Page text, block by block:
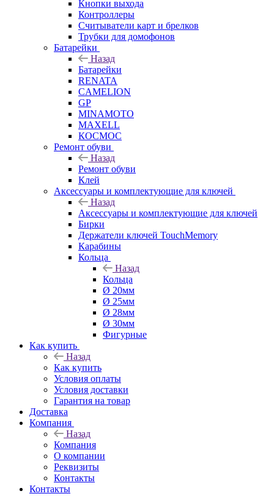
Кнопки выхода
Контроллеры
Считыватели карт и брелков
Трубки для домофонов
Батарейки
Назад
Батарейки
RENATA
CAMELION
GP
MINAMOTO
MAXELL
КОСМОС
Ремонт обуви
Назад
Ремонт обуви
Клей
Аксессуары и комплектующие для ключей
Назад
Аксессуары и комплектующие для ключей
Бирки
Держатели ключей TouchMemory
Карабины
Кольца
Назад
Кольца
Ø 20мм
Ø 25мм
Ø 28мм
Ø 30мм
Фигурные
Как купить
Назад
Как купить
Условия оплаты
Условия доставки
Гарантия на товар
Доставка
Компания
Назад
Компания
О компании
Реквизиты
Контакты
Контакты